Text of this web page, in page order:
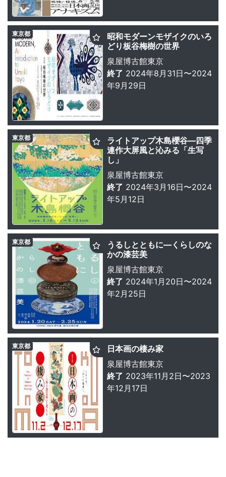
昭和モダーンモザイクのいろ
どり板谷梅樹の世界
泉屋博古館東京
終了 2024年8月31日〜2024
年9月29日
東京都
ライトアップ木島櫻谷—四季
連作大屏風と沁みる「生写
し」
泉屋博古館東京
終了 2024年3月16日〜2024
年5月12日
東京都
うるしとともに—くらしのな
かの漆芸美
泉屋博古館東京
終了 2024年1月20日〜2024
年2月25日
東京都
日本画の棲み家
泉屋博古館東京
終了 2023年11月2日〜2023
年12月17日
東京都